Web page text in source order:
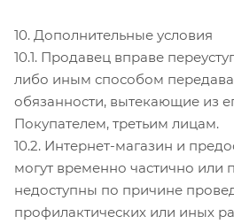
10. Дополнительные условия
10.1. Продавец вправе
либо иным способом
обязанности, вытекающие из
Покупателем, третьим лицам.
10.2. Интернет-магазин и
могут временно частично или
недоступны по причине
профилактических или иных